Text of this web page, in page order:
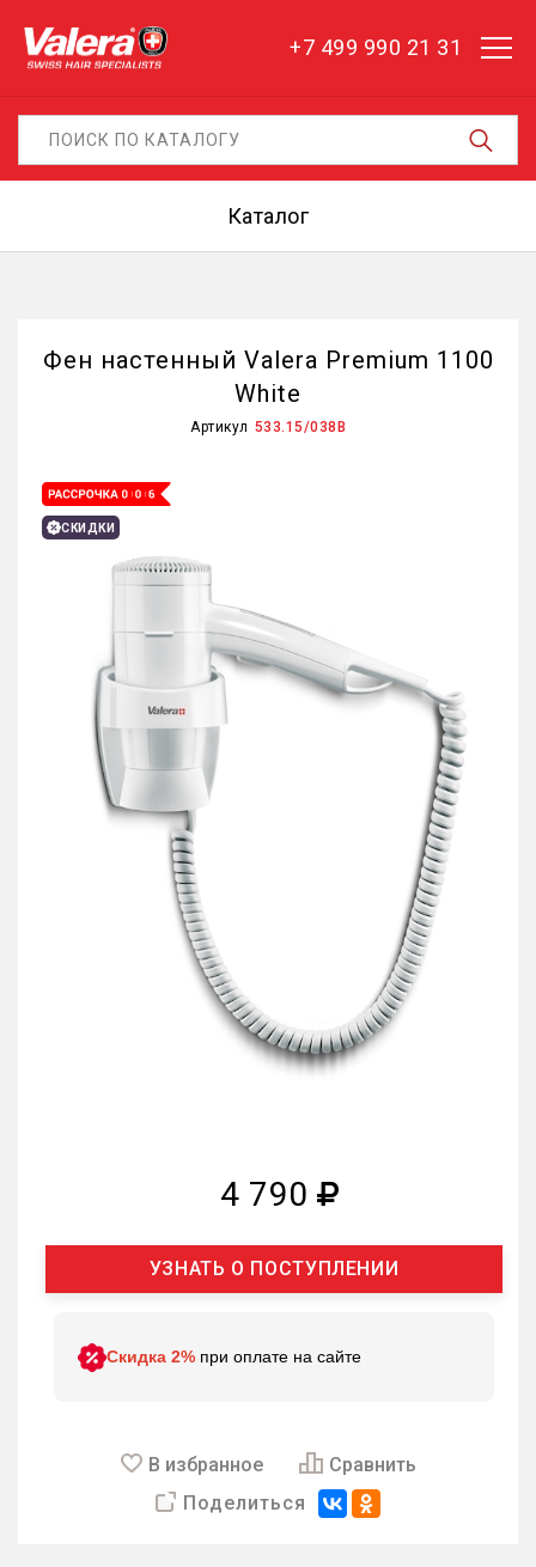
+7 499 990 21 31
Каталог
Фен настенный Valera Premium 1100
White
Артикул 533.15/038B
СКИДКИ
4 790
УЗНАТЬ О ПОСТУПЛЕНИИ
Скидка 2% при оплате на сайте
В избранное
Сравнить
Поделиться